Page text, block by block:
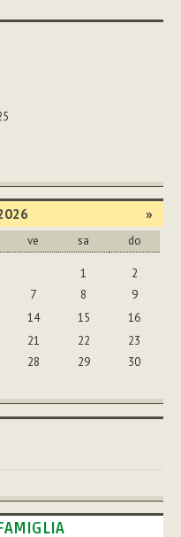
»
ve sa do
1
2
7 8
9
14 15
16
21 22
23
28 29
30